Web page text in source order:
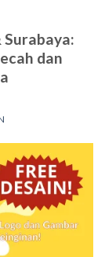
dan